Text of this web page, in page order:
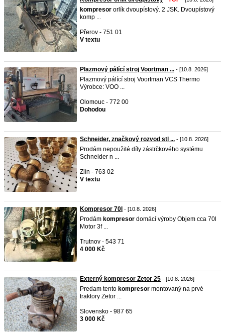
kompresor orlík dvoupístový. 2 JSK. Dvoupístový
komp ...
Přerov - 751 01
V textu
Plazmový pálící stroj Voortman ... - [10.8. 2026]
Plazmový pálící stroj Voortman VCS Thermo
Výrobce: VOO ...
Olomouc - 772 00
Dohodou
Schneider, značkový rozvod stl ... - [10.8. 2026]
Prodám nepoužité díly zástrčkového systému
Schneider n ...
Zlín - 763 02
V textu
Kompresor 70l - [10.8. 2026]
Prodám kompresor domácí výroby Objem cca 70l
Motor 3f ...
Trutnov - 543 71
4 000 Kč
Externý kompresor Zetor 25 - [10.8. 2026]
Predam tento kompresor montovaný na prvé
traktory Zetor ...
Slovensko - 987 65
3 000 Kč